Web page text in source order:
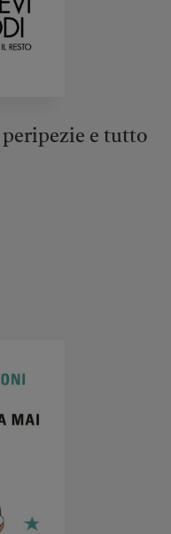
e tutto